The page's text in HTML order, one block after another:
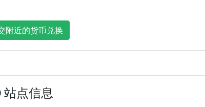
附近的货币兑换
站点信息